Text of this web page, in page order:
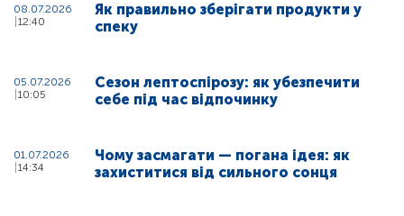
08.07.2026
12:40
Як правильно зберігати продукти у
спеку
05.07.2026
10:05
Сезон лептоспірозу: як убезпечити
себе під час відпочинку
01.07.2026
14:34
Чому засмагати — погана ідея: як
захиститися від сильного сонця